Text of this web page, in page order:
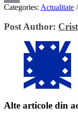
Email
Categories: Actualitate /
Post Author:
Alte articole din